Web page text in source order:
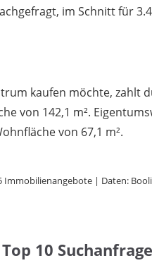
im Schnitt für
kaufen möchte, zahlt
von 142,1 m².
von 67,1 m².
Immobilienangebote | Daten:
10